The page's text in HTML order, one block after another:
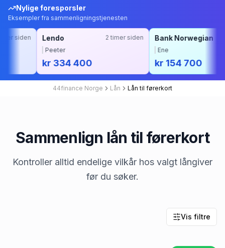
Nylige foresporsler
Eksempler fra sammenligningstjenesten
Lendo
2 timer siden
kr 334 400
Bank Norwegian 3 timer
kr 154 700
44finance Norge Lån Lån til førerkort
Sammenlign lån til førerkort
Kontroller alltid endelige vilkår hos valgt långiver
før du søker.
Vis filtre